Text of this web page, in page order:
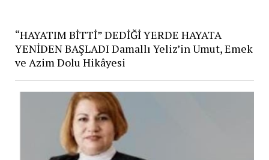
“HAYATIM BİTTİ” DEDİĞİ YERDE HAYATA
YENİDEN BAŞLADI Damallı Yeliz’in Umut, Emek
ve Azim Dolu Hikâyesi